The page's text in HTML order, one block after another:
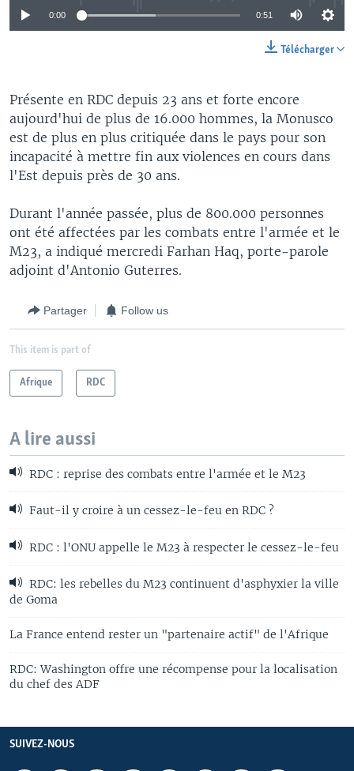
0:00 0:51
Télécharger
Présente en RDC depuis 23 ans et forte encore
aujourd'hui de plus de 16.000 hommes, la Monusco
est de plus en plus critiquée dans le pays pour son
incapacité à mettre fin aux violences en cours dans
l'Est depuis près de 30 ans.
Durant l'année passée, plus de 800.000 personnes
ont été affectées par les combats entre l'armée et le
M23, a indiqué mercredi Farhan Haq, porte-parole
adjoint d'Antonio Guterres.
Partager Follow us
This item is part of
Afrique RDC
A lire aussi
RDC : reprise des combats entre l'armée et le M23
Faut-il y croire à un cessez-le-feu en RDC ?
RDC : l'ONU appelle le M23 à respecter le cessez-le-feu
RDC: les rebelles du M23 continuent d'asphyxier la ville
de Goma
La France entend rester un "partenaire actif" de l'Afrique
RDC: Washington offre une récompense pour la localisation
du chef des ADF
SUIVEZ-NOUS